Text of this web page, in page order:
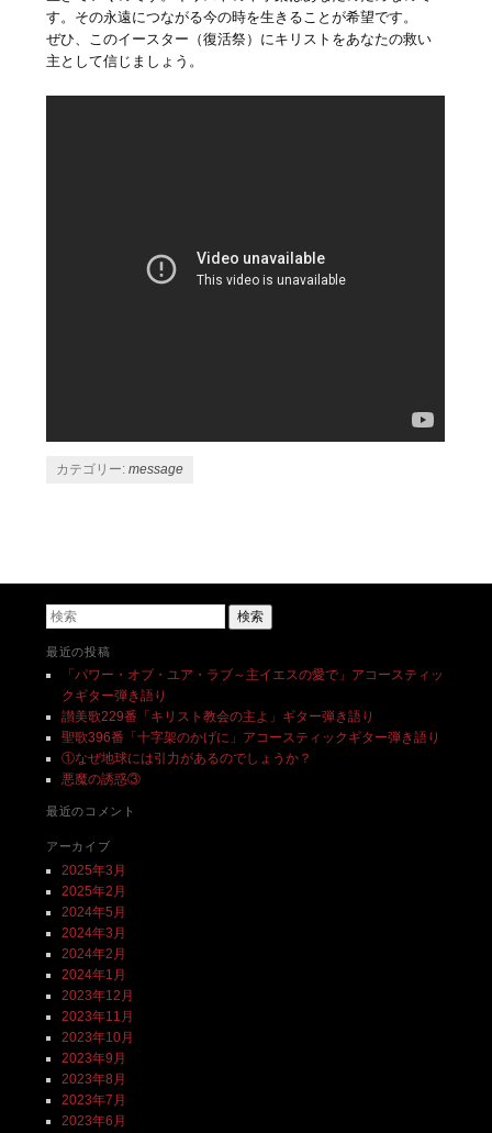
す。その永遠につながる今の時を生きることが希望です。
ぜひ、このイースター（復活祭）にキリストをあなたの救い
主として信じましょう。
カテゴリー:message
検索
最近の投稿
「パワー・オブ・ユア・ラブ～主イエスの愛で」アコースティッ
クギター弾き語り
讃美歌229番「キリスト教会の主よ」ギター弾き語り
聖歌396番「十字架のかげに」アコースティックギター弾き語り
①なぜ地球には引力があるのでしょうか？
悪魔の誘惑③
最近のコメント
アーカイブ
2025年3月
2025年2月
2024年5月
2024年3月
2024年2月
2024年1月
2023年12月
2023年11月
2023年10月
2023年9月
2023年8月
2023年7月
2023年6月